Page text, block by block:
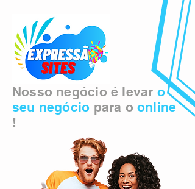
Nosso negócio é levar o
seu negócio para o online
!